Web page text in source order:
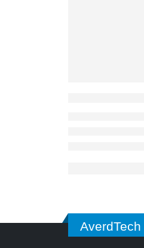
AverdTech